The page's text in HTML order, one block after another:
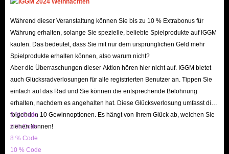
Mode to earn tokens in the season rewards.
Recharge Tokens at IGGM: IGGM has a large number of
cheap tokens for sale; you can quickly acquire them
with just a small investment.
About Dunk City Dynasty
street basketball mobile game. In this game, players can
control NBA stars, experience fast-paced arcade-style
gameplay, and enjoy a wealth of customization options.
Während dieser Veranstaltung können Sie bis zu 10 % Extrabonus für
Währung erhalten, solange Sie spezielle, beliebte Spielprodukte auf IGGM
kaufen. Das bedeutet, dass Sie mit nur dem ursprünglichen Geld mehr
Spielprodukte erhalten können, also warum nicht?
Aber die Überraschungen dieser Aktion hören hier nicht auf. IGGM bietet
auch Glücksradverlosungen für alle registrierten Benutzer an. Tippen Sie
einfach auf das Rad und Sie können die entsprechende Belohnung
erhalten, nachdem es angehalten hat. Diese Glücksverlosung umfasst die
folgenden 10 Gewinnoptionen. Es hängt von Ihrem Glück ab, welchen Sie
ziehen können!
3 % Code
5 % Code
8 % Code
10 % Code